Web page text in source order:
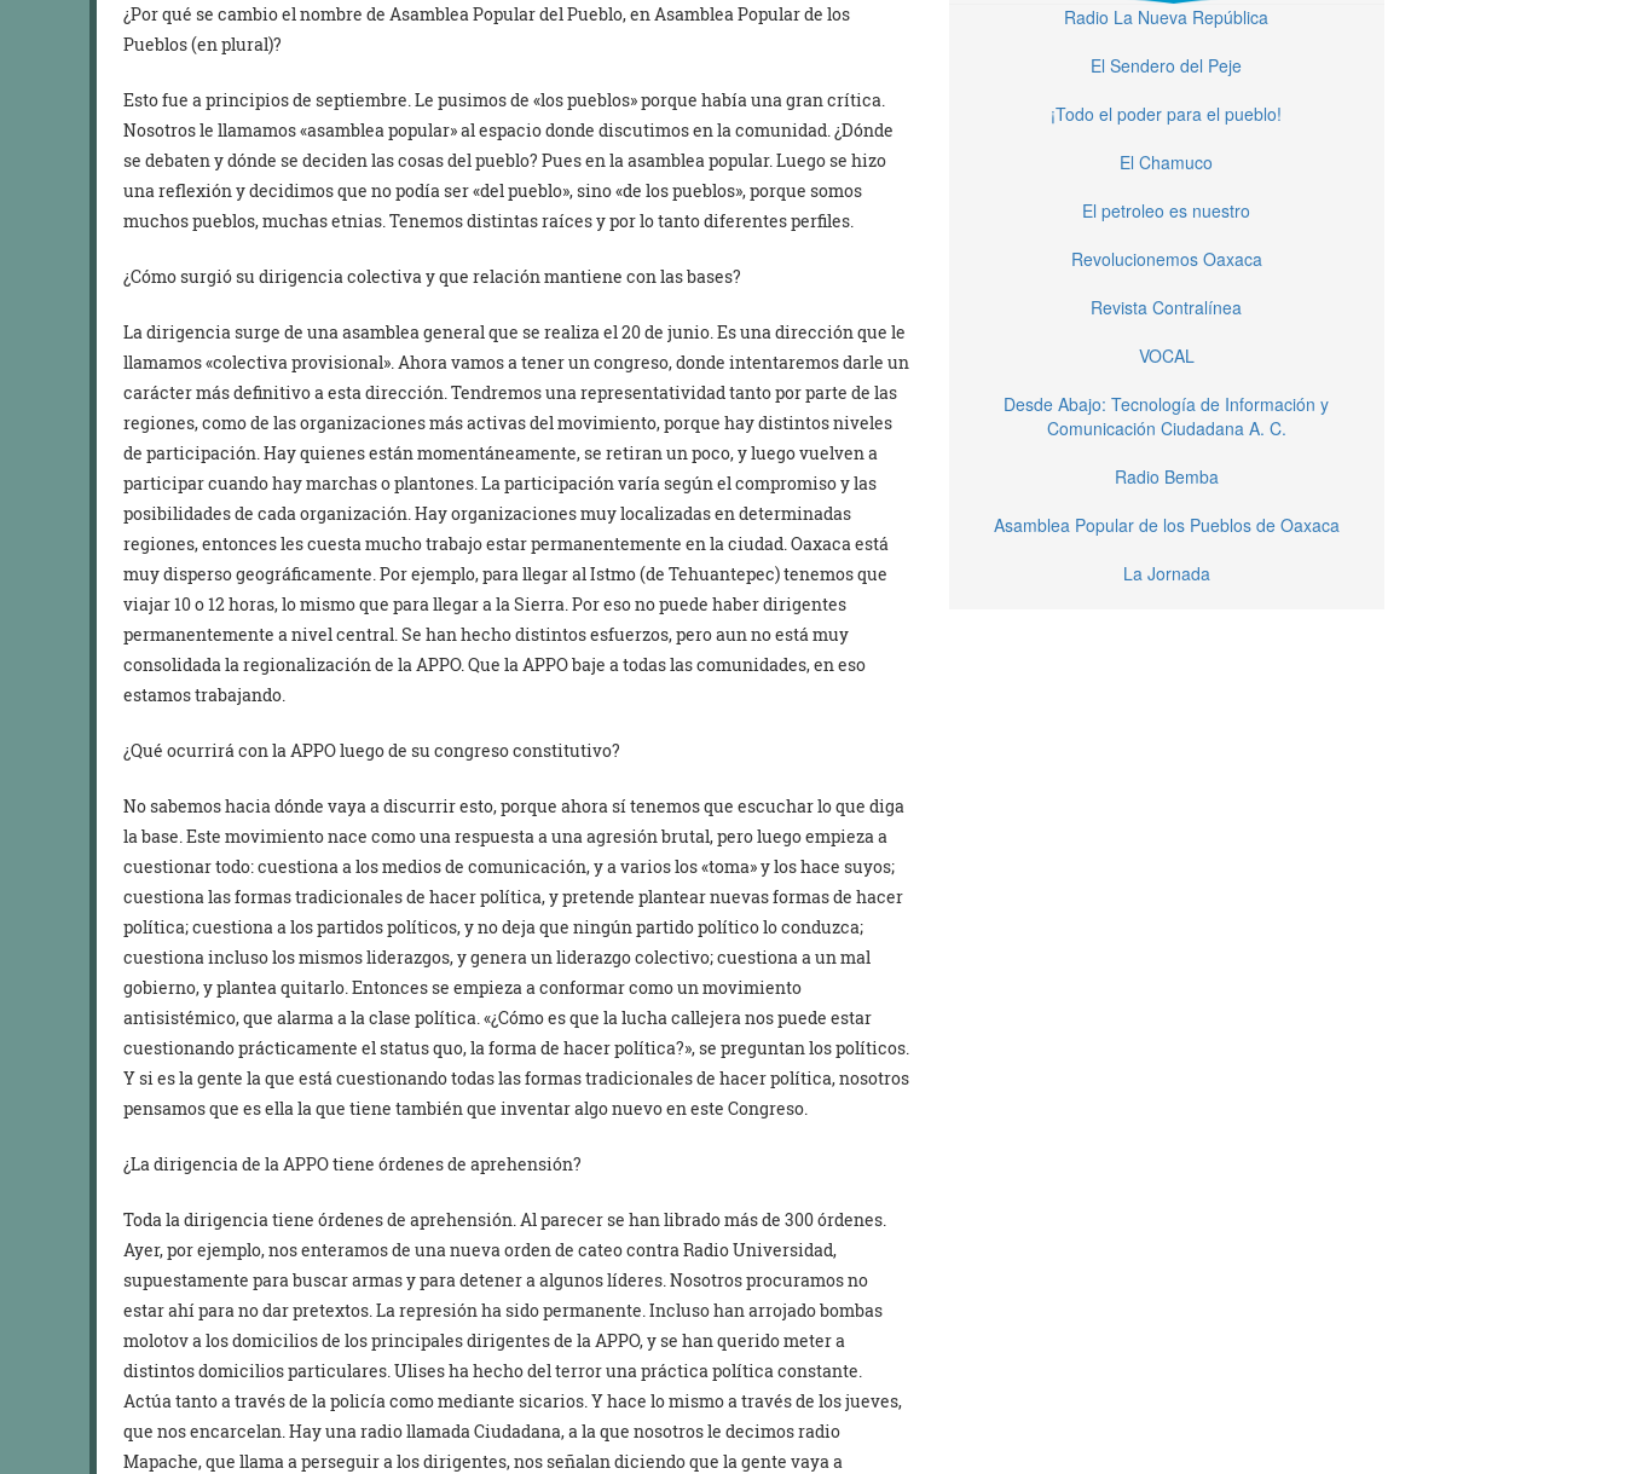
¿Por qué se cambio el nombre de Asamblea Popular del Pueblo, en Asamblea Popular de los
Pueblos (en plural)?
Esto fue a principios de septiembre. Le pusimos de «los pueblos» porque había una gran crítica.
Nosotros le llamamos «asamblea popular» al espacio donde discutimos en la comunidad. ¿Dónde
se debaten y dónde se deciden las cosas del pueblo? Pues en la asamblea popular. Luego se hizo
una reflexión y decidimos que no podía ser «del pueblo», sino «de los pueblos», porque somos
muchos pueblos, muchas etnias. Tenemos distintas raíces y por lo tanto diferentes perfiles.
¿Cómo surgió su dirigencia colectiva y que relación mantiene con las bases?
La dirigencia surge de una asamblea general que se realiza el 20 de junio. Es una dirección que le
llamamos «colectiva provisional». Ahora vamos a tener un congreso, donde intentaremos darle un
carácter más definitivo a esta dirección. Tendremos una representatividad tanto por parte de las
regiones, como de las organizaciones más activas del movimiento, porque hay distintos niveles
de participación. Hay quienes están momentáneamente, se retiran un poco, y luego vuelven a
participar cuando hay marchas o plantones. La participación varía según el compromiso y las
posibilidades de cada organización. Hay organizaciones muy localizadas en determinadas
regiones, entonces les cuesta mucho trabajo estar permanentemente en la ciudad. Oaxaca está
muy disperso geográficamente. Por ejemplo, para llegar al Istmo (de Tehuantepec) tenemos que
viajar 10 o 12 horas, lo mismo que para llegar a la Sierra. Por eso no puede haber dirigentes
permanentemente a nivel central. Se han hecho distintos esfuerzos, pero aun no está muy
consolidada la regionalización de la APPO. Que la APPO baje a todas las comunidades, en eso
estamos trabajando.
¿Qué ocurrirá con la APPO luego de su congreso constitutivo?
No sabemos hacia dónde vaya a discurrir esto, porque ahora sí tenemos que escuchar lo que diga
la base. Este movimiento nace como una respuesta a una agresión brutal, pero luego empieza a
cuestionar todo: cuestiona a los medios de comunicación, y a varios los «toma» y los hace suyos;
cuestiona las formas tradicionales de hacer política, y pretende plantear nuevas formas de hacer
política; cuestiona a los partidos políticos, y no deja que ningún partido político lo conduzca;
cuestiona incluso los mismos liderazgos, y genera un liderazgo colectivo; cuestiona a un mal
gobierno, y plantea quitarlo. Entonces se empieza a conformar como un movimiento
antisistémico, que alarma a la clase política. «¿Cómo es que la lucha callejera nos puede estar
cuestionando prácticamente el status quo, la forma de hacer política?», se preguntan los políticos.
Y si es la gente la que está cuestionando todas las formas tradicionales de hacer política, nosotros
pensamos que es ella la que tiene también que inventar algo nuevo en este Congreso.
¿La dirigencia de la APPO tiene órdenes de aprehensión?
Toda la dirigencia tiene órdenes de aprehensión. Al parecer se han librado más de 300 órdenes.
Ayer, por ejemplo, nos enteramos de una nueva orden de cateo contra Radio Universidad,
supuestamente para buscar armas y para detener a algunos líderes. Nosotros procuramos no
estar ahí para no dar pretextos. La represión ha sido permanente. Incluso han arrojado bombas
molotov a los domicilios de los principales dirigentes de la APPO, y se han querido meter a
distintos domicilios particulares. Ulises ha hecho del terror una práctica política constante.
Actúa tanto a través de la policía como mediante sicarios. Y hace lo mismo a través de los jueves,
que nos encarcelan. Hay una radio llamada Ciudadana, a la que nosotros le decimos radio
Mapache, que llama a perseguir a los dirigentes, nos señalan diciendo que la gente vaya a
Radio La Nueva República
El Sendero del Peje
¡Todo el poder para el pueblo!
El Chamuco
El petroleo es nuestro
Revolucionemos Oaxaca
Revista Contralínea
VOCAL
Desde Abajo: Tecnología de Información y
Comunicación Ciudadana A. C.
Radio Bemba
Asamblea Popular de los Pueblos de Oaxaca
La Jornada